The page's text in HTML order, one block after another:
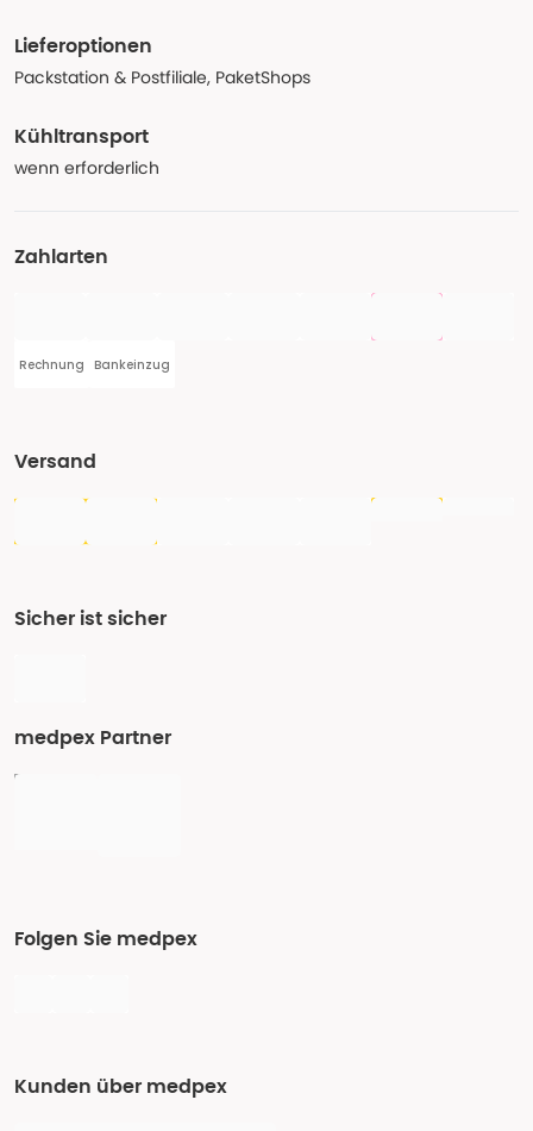
Lieferoptionen
Packstation & Postfiliale, PaketShops
Kühltransport
wenn erforderlich
Zahlarten
Rechnung Bankeinzug
Versand
Sicher ist sicher
medpex Partner
Folgen Sie medpex
Kunden über medpex